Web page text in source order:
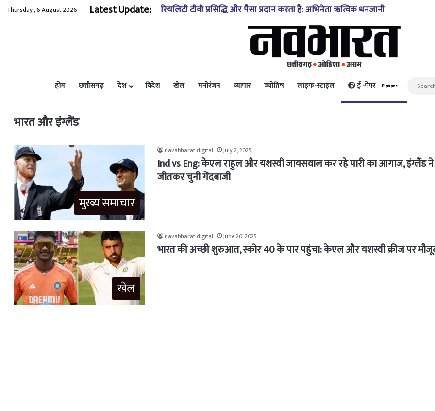
Thursday , 6 August 2026 Latest Update: रियलिटी टीवी प्रसिद्धि और पैसा प्रदान करता है: अभिनेता ऋत्विक धनजानी
होम छत्तीसगढ़ देश विदेश खेल मनोरंजन व्यापार ज्योतिष लाइफ-स्टाइल ई -पेपर E-paper
भारत और इंग्लैंड
मुख्य समाचार
navabharat digital July 2, 2025
Ind vs Eng: केएल राहुल और यशस्वी जायसवाल कर रहे पारी का आगाज, इंग्लैंड
जीतकर चुनी गेंदबाजी
खेल
navabharat digital June 20, 2025
भारत की अच्छी शुरुआत, स्कोर 40 के पार पहुंचा: केएल और यशस्वी क्रीज पर